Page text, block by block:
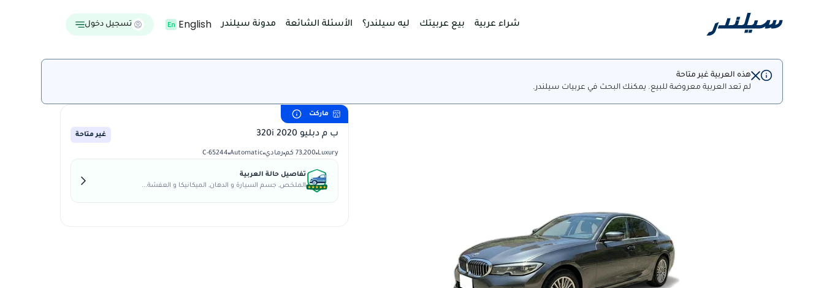
شراء عربية بيع عربيتك ليه سيلندر؟ الأسئلة الشائعة مدونة سيلندر English تسجيل دخول
هذه العربية غير متاحة
لم تعد العربية معروضة للبيع. يمكنك البحث في عربيات سيلندر.
ماركت
ب م دبليو 320i 2020 غير متاحة
Luxury 73,200 كم رمادي Automatic
C-65244
تفاصيل حالة العربية
الملخص, جسم السيارة و الدهان, الميكانيكا و العفشة...